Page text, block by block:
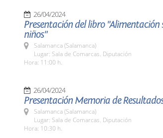
26/04/2024
Presentación del libro
niños"
Salamanca (Salamanca)
Lugar: Sala de Comarcas. Diputación
Hora: 11:00 h.
26/04/2024
Presentación Memoria de Resultados
Salamanca (Salamanca)
Lugar: Sala de Comarcas. Diputación
Hora: 10:30 h.